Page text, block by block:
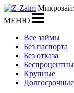
МЕНЮ
Все займы
Без паспорта
Без отказа
Крупные
Долгосрочные